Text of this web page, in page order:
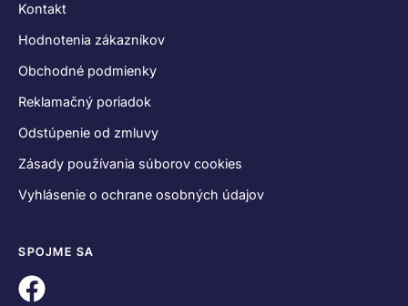
Kontakt
Hodnotenia zákazníkov
Obchodné podmienky
Reklamačný poriadok
Odstúpenie od zmluvy
Zásady používania súborov cookies
Vyhlásenie o ochrane osobných údajov
SPOJME SA